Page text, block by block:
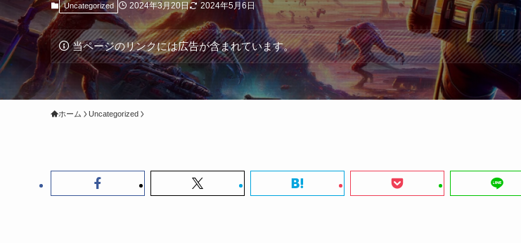
Uncategorized 2024年3月20日 2024年5月6日
当ページのリンクには広告が含まれています。
ホーム Uncategorized